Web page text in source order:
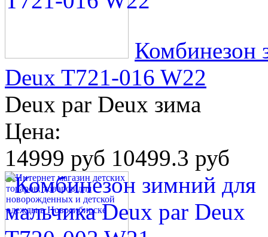
Комбинезон
Deux T721-016 W22
Deux par Deux зима
Цена:
14999 руб 10499.3 руб